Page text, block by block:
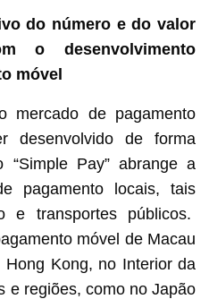
do número e do valor
o desenvolvimento
móvel
mercado de pagamento
desenvolvido de forma
Pay” abrange a
pagamento locais, tais
e transportes públicos.
móvel de Macau
Kong, no Interior da
e regiões, como no Japão